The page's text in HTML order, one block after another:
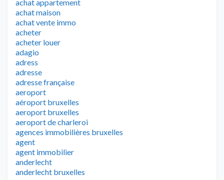
achat appartement
achat maison
achat vente immo
acheter
acheter louer
adagio
adress
adresse
adresse française
aeroport
aéroport bruxelles
aeroport bruxelles
aeroport de charleroi
agences immobilières bruxelles
agent
agent immobilier
anderlecht
anderlecht bruxelles